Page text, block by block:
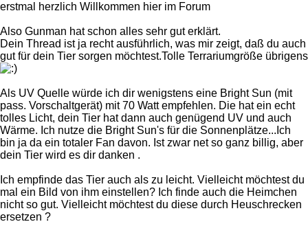
erstmal herzlich Willkommen hier im Forum
Also Gunman hat schon alles sehr gut erklärt.
Dein Thread ist ja recht ausführlich, was mir zeigt, daß du auch
gut für dein Tier sorgen möchtest.Tolle Terrariumgröße übrigens
Als UV Quelle würde ich dir wenigstens eine Bright Sun (mit
pass. Vorschaltgerät) mit 70 Watt empfehlen. Die hat ein echt
tolles Licht, dein Tier hat dann auch genügend UV und auch
Wärme. Ich nutze die Bright Sun's für die Sonnenplätze...Ich
bin ja da ein totaler Fan davon. Ist zwar net so ganz billig, aber
dein Tier wird es dir danken .
Ich empfinde das Tier auch als zu leicht. Vielleicht möchtest du
mal ein Bild von ihm einstellen? Ich finde auch die Heimchen
nicht so gut. Vielleicht möchtest du diese durch Heuschrecken
ersetzen ?